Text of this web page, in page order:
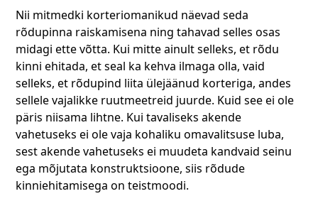
Nii mitmedki korteriomanikud näevad seda
rõdupinna raiskamisena ning tahavad selles osas
midagi ette võtta. Kui mitte ainult selleks, et rõdu
kinni ehitada, et seal ka kehva ilmaga olla, vaid
selleks, et rõdupind liita ülejäänud korteriga, andes
sellele vajalikke ruutmeetreid juurde. Kuid see ei ole
päris niisama lihtne. Kui tavaliseks akende
vahetuseks ei ole vaja kohaliku omavalitsuse luba,
sest akende vahetuseks ei muudeta kandvaid seinu
ega mõjutata konstruktsioone, siis rõdude
kinniehitamisega on teistmoodi.